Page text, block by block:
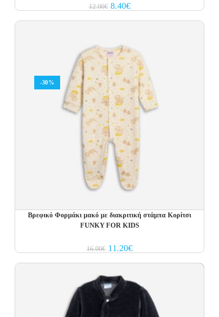
12.00€ Original
price
8.40€Current
price
-30%
Βρεφικό Φορμάκι μακό με διακριτική στάμπα Κορίτσι
FUNKY FOR KIDS
16.00€ Original
price
11.20€Current
price